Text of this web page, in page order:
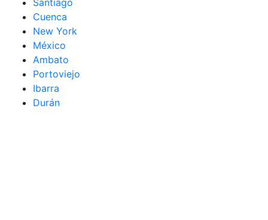
Santiago
Cuenca
New York
México
Ambato
Portoviejo
Ibarra
Durán